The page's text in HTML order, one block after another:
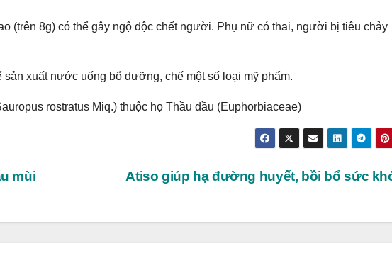
(trên 8g) có thể gây ngộ độc chết người. Phụ nữ có thai, người bị tiêu chảy
xuất nước uống bổ dưỡng, chế một số loại mỹ phẩm.
rostratus Miq.) thuộc họ Thầu dầu (Euphorbiaceae)
Atiso giúp hạ đường huyết, bồi bổ sức
mùi